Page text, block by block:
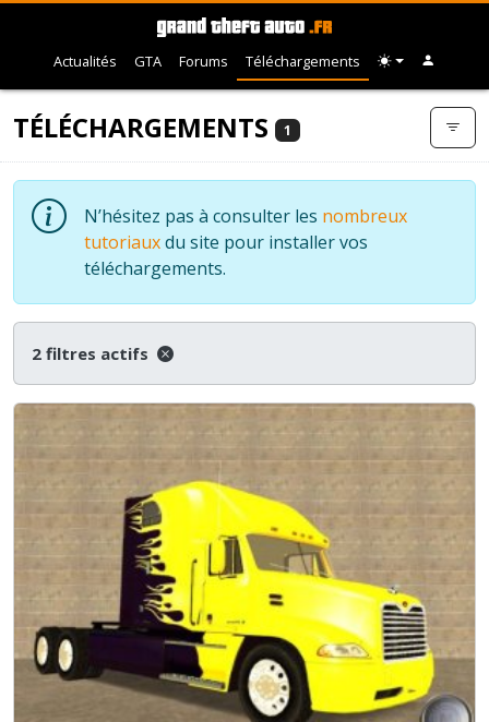
Actualités GTA Forums Téléchargements
TÉLÉCHARGEMENTS 1
N’hésitez pas à consulter les nombreux
tutoriauxdu site pour installer vos
téléchargements.
2 filtres actifs